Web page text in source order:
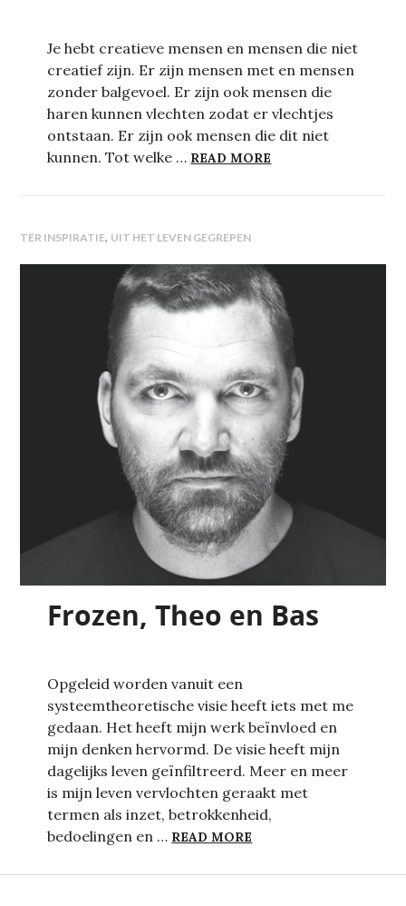
Je hebt creatieve mensen en mensen die niet
creatief zijn. Er zijn mensen met en mensen
zonder balgevoel. Er zijn ook mensen die
haren kunnen vlechten zodat er vlechtjes
ontstaan. Er zijn ook mensen die dit niet
kunnen. Tot welke … READ MORE
TER INSPIRATIE, UIT HET LEVEN GEGREPEN
Frozen, Theo en Bas
Opgeleid worden vanuit een
systeemtheoretische visie heeft iets met me
gedaan. Het heeft mijn werk beïnvloed en
mijn denken hervormd. De visie heeft mijn
dagelijks leven geïnfiltreerd. Meer en meer
is mijn leven vervlochten geraakt met
termen als inzet, betrokkenheid,
bedoelingen en … READ MORE